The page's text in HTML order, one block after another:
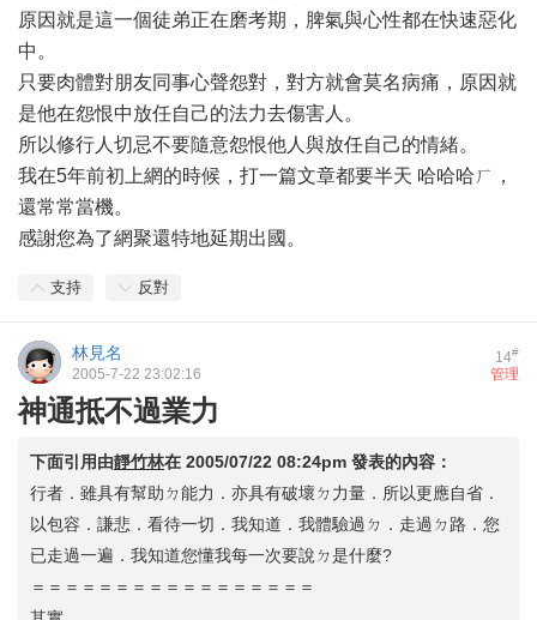
原因就是這一個徒弟正在磨考期，脾氣與心性都在快速惡化
中。
只要肉體對朋友同事心聲怨對，對方就會莫名病痛，原因就
是他在怨恨中放任自己的法力去傷害人。
所以修行人切忌不要隨意怨恨他人與放任自己的情緒。
我在5年前初上網的時候，打一篇文章都要半天 哈哈哈ㄏ，
還常常當機。
感謝您為了網聚還特地延期出國。
支持 反對
14#
林見名
管理
2005-7-22 23:02:16
神通抵不過業力
下面引用由靜竹林在 2005/07/22 08:24pm 發表的內容：
行者．雖具有幫助ㄉ能力．亦具有破壞ㄉ力量．所以更應自省．
以包容．謙悲．看待一切．我知道．我體驗過ㄉ．走過ㄉ路．您
已走過一遍．我知道您懂我每一次要說ㄉ是什麼?
＝＝＝＝＝＝＝＝＝＝＝＝＝＝＝＝＝